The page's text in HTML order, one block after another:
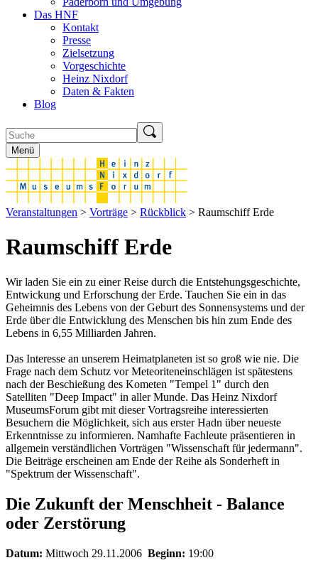
Das HNF
Kontakt
Presse
Zielsetzung
Vorgeschichte
Heinz Nixdorf
Daten & Fakten
Blog
Menü
Veranstaltungen > Vorträge > Rückblick > Raumschiff Erde
Raumschiff Erde
Wir laden Sie ein zu einer Reise durch die Entstehungsgeschichte,
Entwickung und Erforschung der Erde. Tauchen Sie ein in das
Geheimnis des Lebens von der Geburt des Sonnensystems und der
Erde über die Entwicklung des Menschen bis hin zum Ende des
Lebens in 6,55 Milliarden Jahren.
Das Interesse an unserem Heimatplaneten ist so groß wie nie. Die
Frage nach dem Schutz vor Meteoriteneinschlägen ist spätestens
nach der Beschießung des Kometen "Tempel 1" durch den
Satelliten "Deep Impact" in aller Munde. Das Heinz Nixdorf
MuseumsForum gibt mit dieser Vortragsreihe interessierten
Besuchern die Möglichkeit, sich aus erster Hadn über neueste
Erkenntnisse zu informieren. Namhafte Fachleute präsentieren in
allgemein verständlichen Vorträgen "Wissenschaft für jedermann".
Die Beiträge erscheinen am Ende der Reihe als Sonderheft in
"Spektrum der Wissenschaft".
Die Zukunft der Menschheit - Balance
oder Zerstörung
Datum: Mittwoch 29.11.2006 Beginn: 19:00